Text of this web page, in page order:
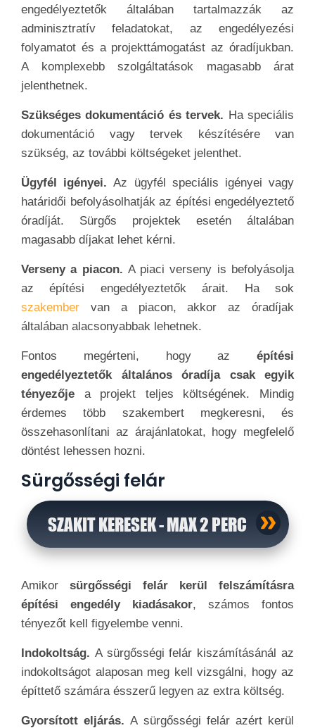
engedélyeztetők általában tartalmazzák az
adminisztratív feladatokat, az engedélyezési
folyamatot és a projekttámogatást az óradíjukban.
A komplexebb szolgáltatások magasabb árat
jelenthetnek.
Szükséges dokumentáció és tervek. Ha speciális
dokumentáció vagy tervek készítésére van
szükség, az további költségeket jelenthet.
Ügyfél igényei.Az ügyfél speciális igényei vagy
határidői befolyásolhatják az építési engedélyeztető
óradíját. Sürgős projektek esetén általában
magasabb díjakat lehet kérni.
Verseny a piacon. A piaci verseny is befolyásolja
az építési engedélyeztetők árait. Ha sok
szakember van a piacon, akkor az óradíjak
általában alacsonyabbak lehetnek.
Fontos megérteni, hogy az építési
engedélyeztetők általános óradíja csak egyik
tényezője a projekt teljes költségének. Mindig
érdemes több szakembert megkeresni, és
összehasonlítani az árajánlatokat, hogy megfelelő
döntést lehessen hozni.
Sürgősségi felár
SZAKIT KERESEK - MAX 2 PERC
Amikor sürgősségi felár kerül felszámításra
építési engedély kiadásakor, számos fontos
tényezőt kell figyelembe venni.
Indokoltság. A sürgősségi felár kiszámításánál az
indokoltságot alaposan meg kell vizsgálni, hogy az
építtető számára ésszerű legyen az extra költség.
Gyorsított eljárás.A sürgősségi felár azért kerül